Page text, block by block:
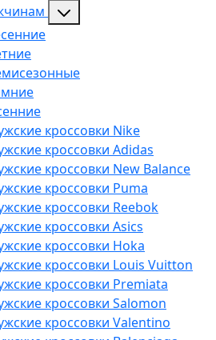
кроссовки Nike
кроссовки Adidas
кроссовки New Balance
кроссовки Puma
кроссовки Reebok
кроссовки Asics
кроссовки Hoka
кроссовки Louis Vuitton
кроссовки Premiata
кроссовки Salomon
кроссовки Valentino